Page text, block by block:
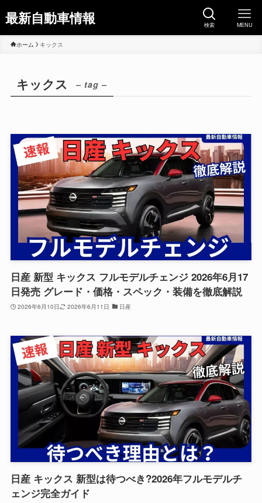
最新自動車情報 検索 MENU
ホーム キックス
キックス – tag –
日産 新型 キックス フルモデルチェンジ 2026年6月17
日発売 グレード・価格・スペック・装備を徹底解説
2026年6月10日 2026年6月11日 日産
日産 キックス 新型は待つべき?2026年フルモデルチ
ェンジ完全ガイド